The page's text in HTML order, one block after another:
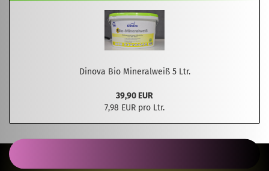
Dinova Bio Mineralweiß 5 Ltr.
39,90 EUR
7,98 EUR pro Ltr.